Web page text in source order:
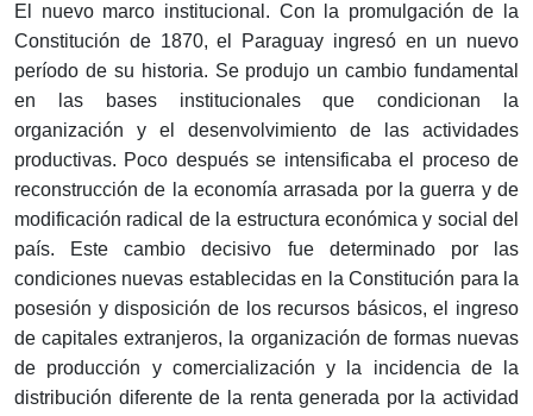
El nuevo marco institucional. Con la promulgación de la
Constitución de 1870, el Paraguay ingresó en un nuevo
período de su historia. Se produjo un cambio fundamental
en las bases institucionales que condicionan la
organización y el desenvolvimiento de las actividades
productivas. Poco después se intensificaba el proceso de
reconstrucción de la economía arrasada por la guerra y de
modificación radical de la estructura económica y social del
país. Este cambio decisivo fue determinado por las
condiciones nuevas establecidas en la Constitución para la
posesión y disposición de los recursos básicos, el ingreso
de capitales extranjeros, la organización de formas nuevas
de producción y comercialización y la incidencia de la
distribución diferente de la renta generada por la actividad